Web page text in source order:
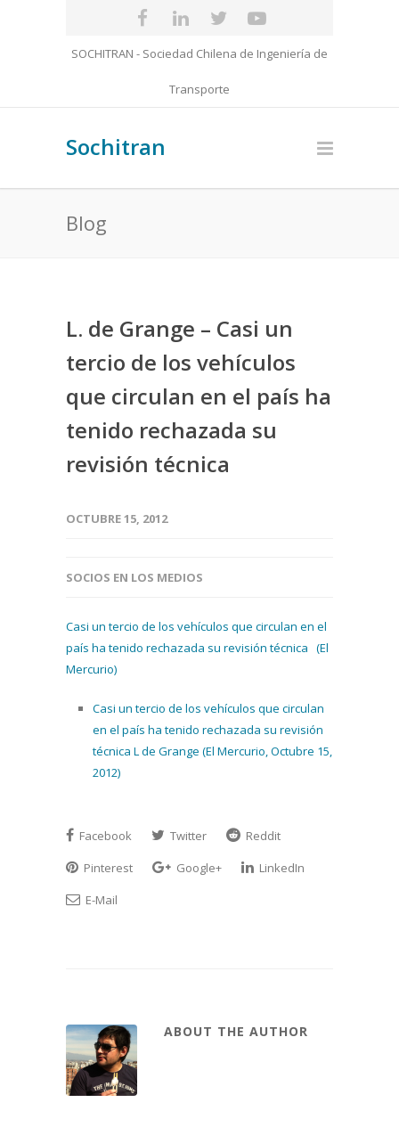
SOCHITRAN - Sociedad Chilena de Ingeniería de
Transporte
Sochitran
Blog
L. de Grange – Casi un
tercio de los vehículos
que circulan en el país ha
tenido rechazada su
revisión técnica
OCTUBRE 15, 2012
SOCIOS EN LOS MEDIOS
Casi un tercio de los vehículos que circulan en el
país ha tenido rechazada su revisión técnica (El
Mercurio)
Casi un tercio de los vehículos que circulan
en el país ha tenido rechazada su revisión
técnica L de Grange (El Mercurio, Octubre 15,
2012)
Facebook Twitter
Reddit
Pinterest
Google+
LinkedIn
E-Mail
ABOUT THE AUTHOR